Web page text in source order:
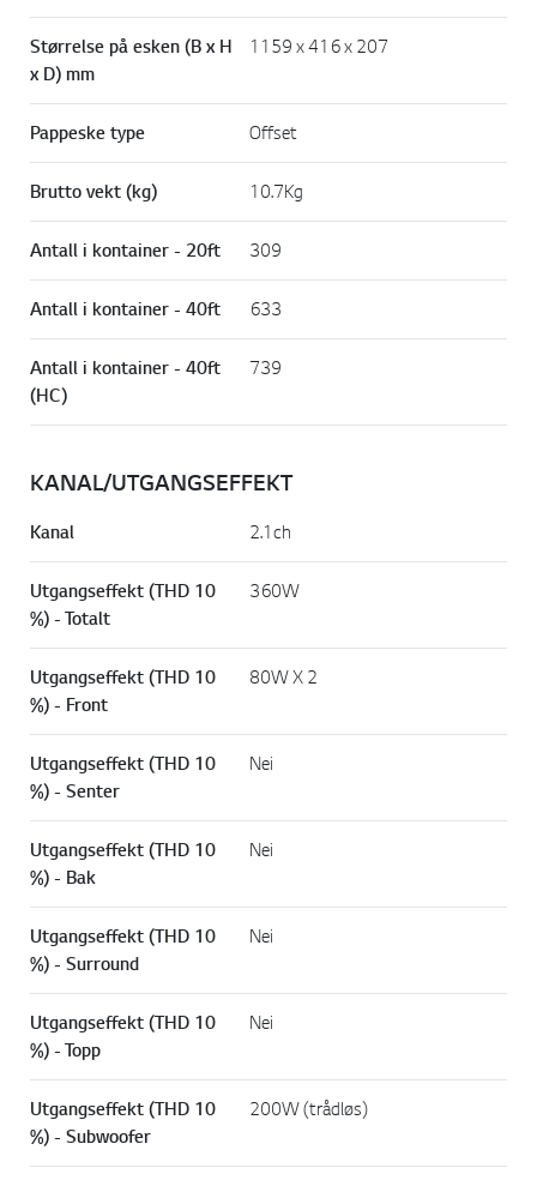
Størrelse på esken (B x H
x D) mm
1159 x 416 x 207
Pappeske type Offset
Brutto vekt (kg) 10.7Kg
Antall i kontainer - 20ft 309
Antall i kontainer - 40ft 633
Antall i kontainer - 40ft
(HC)
739
KANAL/UTGANGSEFFEKT
Kanal 2.1ch
Utgangseffekt (THD 10
%) - Totalt
360W
Utgangseffekt (THD 10
%) - Front
80W X 2
Utgangseffekt (THD 10
%) - Senter
Nei
Utgangseffekt (THD 10
%) - Bak
Nei
Utgangseffekt (THD 10
%) - Surround
Nei
Utgangseffekt (THD 10
%) - Topp
Nei
Utgangseffekt (THD 10
%) - Subwoofer
200W (trådløs)